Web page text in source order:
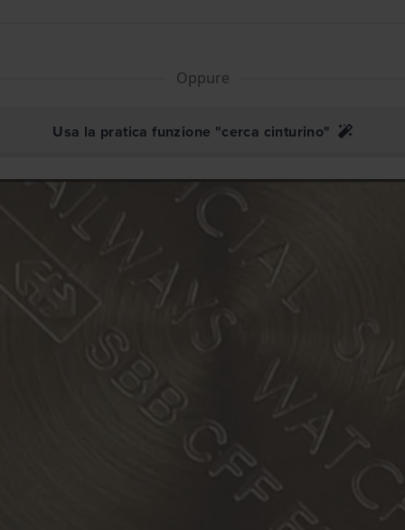
Oppure
Usa la pratica funzione "cerca cinturino"